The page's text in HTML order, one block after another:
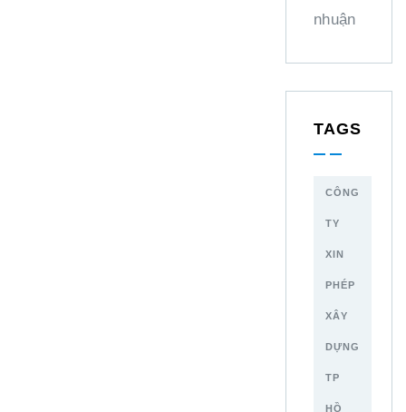
nhuận
TAGS
CÔNG
TY
XIN
PHÉP
XÂY
DỰNG
TP
HỒ